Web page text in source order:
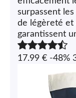
surpassent
de légèreté et
garantissent
17.99 € -48%